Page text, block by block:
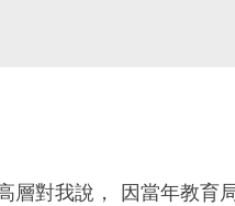
層對我說， 因當年教育